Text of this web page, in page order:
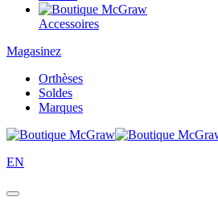
Accessoires
Magasinez
Orthèses
Soldes
Marques
EN